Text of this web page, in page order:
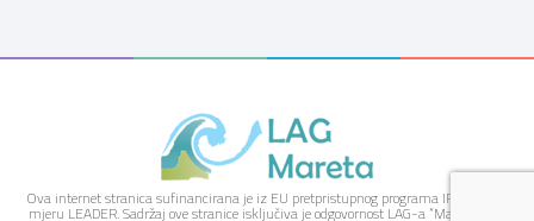
Ova internet stranica sufinancirana je iz EU pretpristupnog programa IPARD kroz
mjeru LEADER. Sadržaj ove stranice isključiva je odgovornost LAG-a “Mareta” i ne